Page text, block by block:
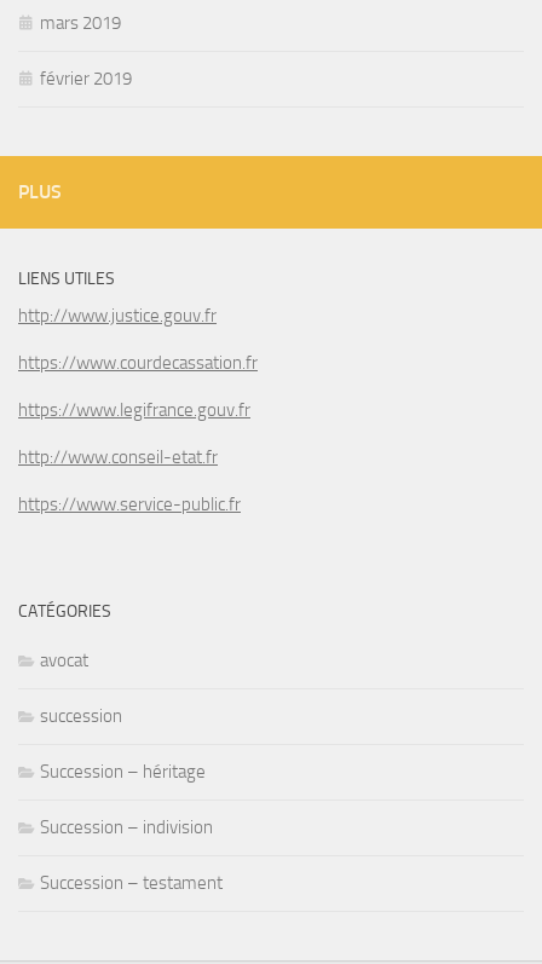
mars 2019
février 2019
PLUS
LIENS UTILES
http://www.justice.gouv.fr
https://www.courdecassation.fr
https://www.legifrance.gouv.fr
http://www.conseil-etat.fr
https://www.service-public.fr
CATÉGORIES
avocat
succession
Succession – héritage
Succession – indivision
Succession – testament